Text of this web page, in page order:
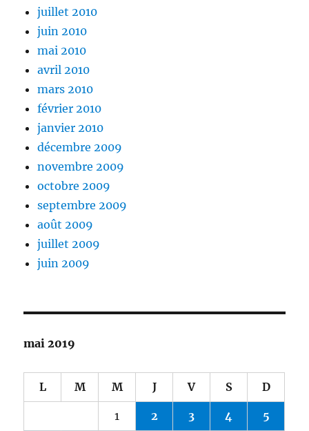
juillet 2010
juin 2010
mai 2010
avril 2010
mars 2010
février 2010
janvier 2010
décembre 2009
novembre 2009
octobre 2009
septembre 2009
août 2009
juillet 2009
juin 2009
mai 2019
L M M J V S D
1 2 3 4 5